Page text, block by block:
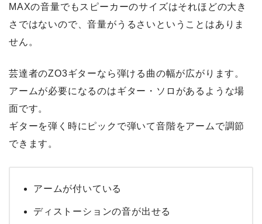
MAXの音量でもスピーカーのサイズはそれほどの大き
さではないので、音量がうるさいということはありま
せん。
芸達者のZO3ギターなら弾ける曲の幅が広がります。
アームが必要になるのはギター・ソロがあるような場
面です。
ギターを弾く時にピックで弾いて音階をアームで調節
できます。
アームが付いている
ディストーションの音が出せる